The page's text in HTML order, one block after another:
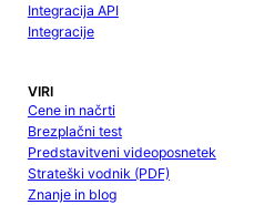
Integracija API
Integracije
VIRI
Cene in načrti
Brezplačni test
Predstavitveni videoposnetek
Strateški vodnik (PDF)
Znanje in blog